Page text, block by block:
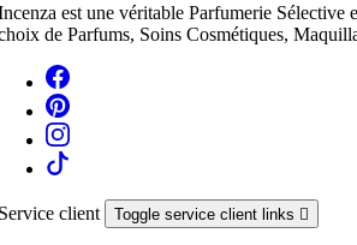
est une véritable Parfumerie Sélective
de Parfums, Soins Cosmétiques,
client Toggle service client links 